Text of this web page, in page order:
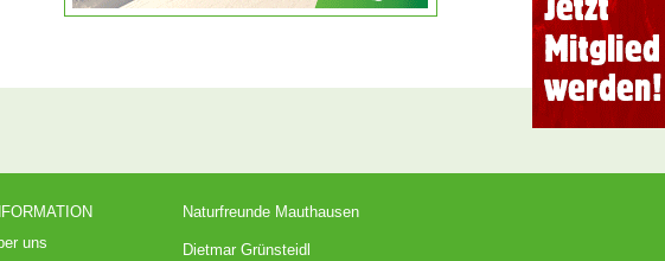
uns
Naturfreunde Mauthausen
Dietmar Grünsteidl